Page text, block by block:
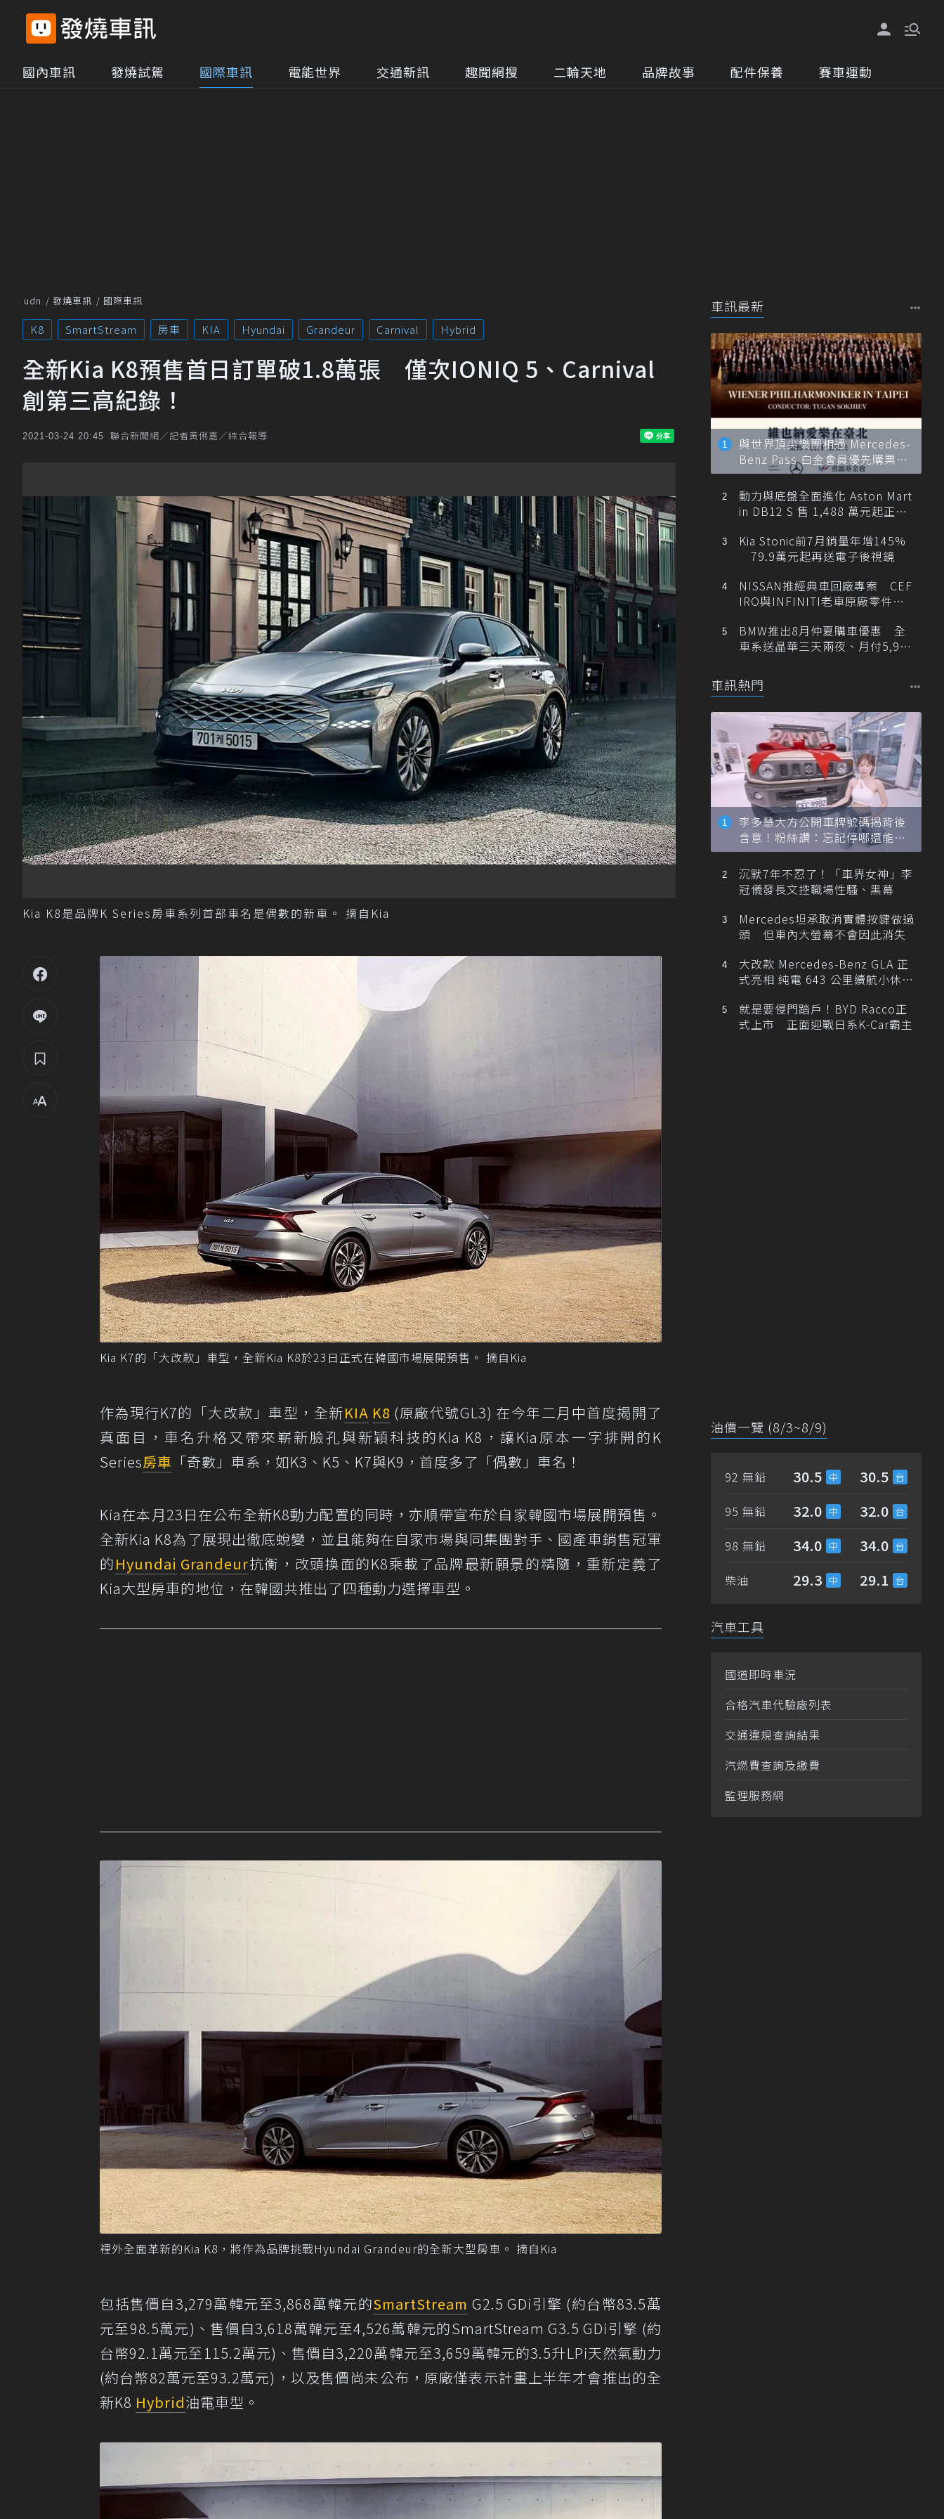
國內車訊 發燒試駕 國際車訊 電能世界 交通新訊 趣聞網搜 二輪天地 品牌故事 配件保養 賽車運動
udn 發燒車訊 國際車訊
K8 SmartStream 房車 KIA Hyundai Grandeur Carnival Hybrid
全新Kia K8預售首日訂單破1.8萬張 僅次IONIQ 5、Carnival
創第三高紀錄！
2021-03-24 20:45 聯合新聞網／記者黃俐嘉／綜合報導
Kia K8是品牌K Series房車系列首部車名是偶數的新車。 摘自Kia
Kia K7的「大改款」車型，全新Kia K8於23日正式在韓國市場展開預售。 摘自Kia
作為現行K7的「大改款」車型，全新KIA K8 (原廠代號GL3) 在今年二月中首度揭開了
真面目，車名升格又帶來嶄新臉孔與新穎科技的Kia K8，讓Kia原本一字排開的K
Series房車 「奇數」車系，如K3、K5、K7與K9，首度多了「偶數」車名！
Kia在本月23日在公布全新K8動力配置的同時，亦順帶宣布於自家韓國市場展開預售。
全新Kia K8為了展現出徹底蛻變，並且能夠在自家市場與同集團對手、國產車銷售冠軍
的Hyundai Grandeur抗衡，改頭換面的K8乘載了品牌最新願景的精隨，重新定義了
Kia大型房車的地位，在韓國共推出了四種動力選擇車型。
裡外全面革新的Kia K8，將作為品牌挑戰Hyundai Grandeur的全新大型房車。 摘自Kia
包括售價自3,279萬韓元至3,868萬韓元的SmartStream G2.5 GDi引擎 (約台幣83.5萬
元至98.5萬元)、售價自3,618萬韓元至4,526萬韓元的SmartStream G3.5 GDi引擎 (約
台幣92.1萬元至115.2萬元)、售價自3,220萬韓元至3,659萬韓元的3.5升LPi天然氣動力
(約台幣82萬元至93.2萬元)，以及售價尚未公布，原廠僅表示計畫上半年才會推出的全
新K8 Hybrid油電車型。
車訊最新
與世界頂尖樂團相遇 Mercedes-
Benz Pass 白金會員優先購票維
也納愛樂
動力與底盤全面進化 Aston Mart
in DB12 S 售 1,488 萬元起正式
Kia Stonic前7月銷量年增145%
79.9萬元起再送電子後視鏡
NISSAN推經典車回廠專案 CEF
IRO與INFINITI老車原廠零件最
BMW推出8月仲夏購車優惠 全
車系送晶華三天兩夜、月付5,900
車訊熱門
李多慧大方公開車牌號碼揭背後
含意！粉絲讚：忘記停哪還能幫
忙找車
沉默7年不忍了！「車界女神」李
冠儀發長文控職場性騷、黑幕
Mercedes坦承取消實體按鍵做過
頭 但車內大螢幕不會因此消失
大改款 Mercedes-Benz GLA 正
式亮相 純電 643 公里續航小休
就是要侵門踏戶！BYD Racco正
式上市 正面迎戰日系K-Car霸主
油價一覽 (8/3~8/9)
92 無鉛 30.5 30.5
95 無鉛 32.0 32.0
98 無鉛 34.0 34.0
柴油 29.3 29.1
汽車工具
國道即時車況
合格汽車代驗廠列表
交通違規查詢結果
汽燃費查詢及繳費
監理服務網